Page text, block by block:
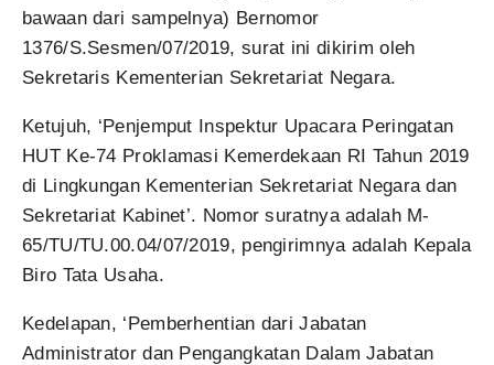
bawaan dari sampelnya) Bernomor
1376/S.Sesmen/07/2019, surat ini dikirim oleh
Sekretaris Kementerian Sekretariat Negara.
Ketujuh, ‘Penjemput Inspektur Upacara Peringatan
HUT Ke-74 Proklamasi Kemerdekaan RI Tahun 2019
di Lingkungan Kementerian Sekretariat Negara dan
Sekretariat Kabinet’. Nomor suratnya adalah M-
65/TU/TU.00.04/07/2019, pengirimnya adalah Kepala
Biro Tata Usaha.
Kedelapan, ‘Pemberhentian dari Jabatan
Administrator dan Pengangkatan Dalam Jabatan